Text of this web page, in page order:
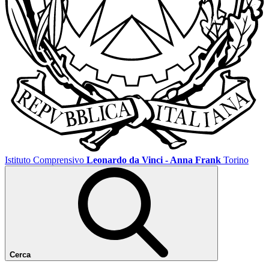
Istituto Comprensivo Leonardo da Vinci - Anna Frank Torino
Cerca